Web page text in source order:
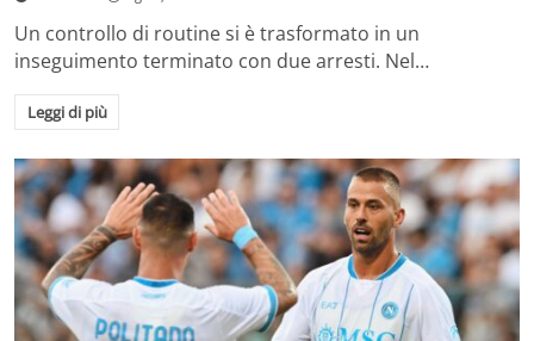
Un controllo di routine si è trasformato in un
inseguimento terminato con due arresti. Nel…
Leggi di più